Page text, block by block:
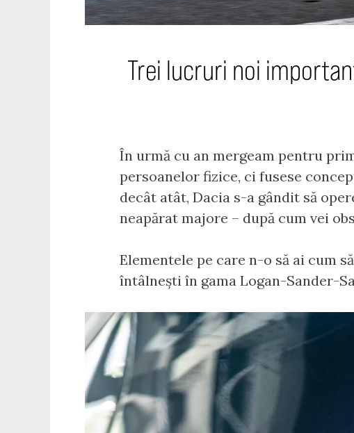
Trei lucruri noi
În urmă cu an mergeam pentru
persoanelor fizice, ci fusese
decât atât, Dacia s-a gândit să
neapărat majore – după cum vei
Elementele pe care n-o să ai cum
întâlnești în gama Logan-Sander-